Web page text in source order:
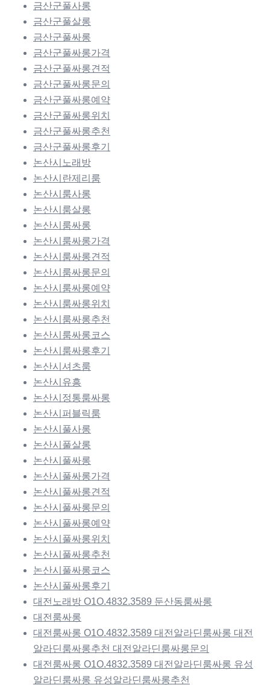
금산군풀사롱
금산군풀살롱
금산군풀싸롱
금산군풀싸롱가격
금산군풀싸롱견적
금산군풀싸롱문의
금산군풀싸롱예약
금산군풀싸롱위치
금산군풀싸롱추천
금산군풀싸롱후기
논산시노래방
논산시란제리룸
논산시룸사롱
논산시룸살롱
논산시룸싸롱
논산시룸싸롱가격
논산시룸싸롱견적
논산시룸싸롱문의
논산시룸싸롱예약
논산시룸싸롱위치
논산시룸싸롱추천
논산시룸싸롱코스
논산시룸싸롱후기
논산시셔츠룸
논산시유흥
논산시정통룸싸롱
논산시퍼블릭룸
논산시풀사롱
논산시풀살롱
논산시풀싸롱
논산시풀싸롱가격
논산시풀싸롱견적
논산시풀싸롱문의
논산시풀싸롱예약
논산시풀싸롱위치
논산시풀싸롱추천
논산시풀싸롱코스
논산시풀싸롱후기
대전노래방 O1O.4832.3589 둔산동룸싸롱
대전룸싸롱
대전룸싸롱 O1O.4832.3589 대전알라딘룸싸롱 대전
알라딘룸싸롱추천 대전알라딘룸싸롱문의
대전룸싸롱 O1O.4832.3589 대전알라딘룸싸롱 유성
알라딘룸싸롱 유성알라딘룸싸롱추천